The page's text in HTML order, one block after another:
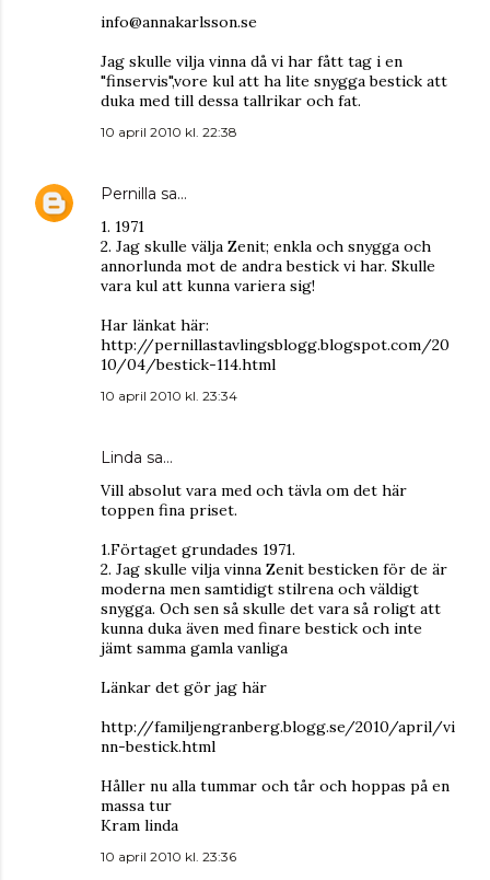
info@annakarlsson.se
Jag skulle vilja vinna då vi har fått tag i en
"finservis",vore kul att ha lite snygga bestick att
duka med till dessa tallrikar och fat.
10 april 2010 kl. 22:38
Pernilla sa…
1. 1971
2. Jag skulle välja Zenit; enkla och snygga och
annorlunda mot de andra bestick vi har. Skulle
vara kul att kunna variera sig!
Har länkat här:
http://pernillastavlingsblogg.blogspot.com/20
10/04/bestick-114.html
10 april 2010 kl. 23:34
Linda sa…
Vill absolut vara med och tävla om det här
toppen fina priset.
1.Förtaget grundades 1971.
2. Jag skulle vilja vinna Zenit besticken för de är
moderna men samtidigt stilrena och väldigt
snygga. Och sen så skulle det vara så roligt att
kunna duka även med finare bestick och inte
jämt samma gamla vanliga
Länkar det gör jag här
http://familjengranberg.blogg.se/2010/april/vi
nn-bestick.html
Håller nu alla tummar och tår och hoppas på en
massa tur
Kram linda
10 april 2010 kl. 23:36